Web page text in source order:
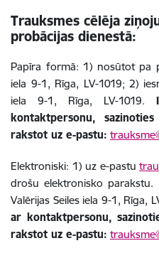
Trauksmes cēlēja
probācijas dienestā:
Papīra formā: 1) nosūtot pa
iela 9-1, Rīga, LV-1019; 2)
iela 9-1, Rīga, LV-1019.
kontaktpersonu,
rakstot uz e-pastu:
Elektroniski: 1) uz e-pastu
drošu elektronisko parakstu.
Valērijas Seiles iela 9-1, Rīga,
ar kontaktpersonu,
rakstot uz e-pastu: